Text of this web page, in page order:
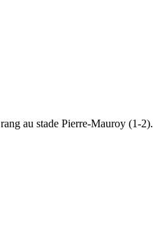
au stade Pierre-Mauroy (1-2).